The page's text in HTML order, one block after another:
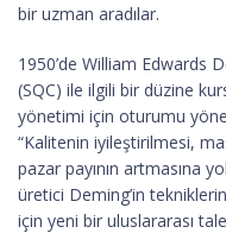
bir uzman aradılar.
1950’de William Edwards
(SQC) ile ilgili bir düzine
yönetimi için oturumu
“Kalitenin iyileştirilmesi,
pazar payının artmasına
üretici Deming’in
için yeni bir uluslararası